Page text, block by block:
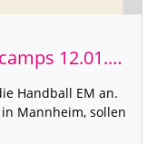
Ausrichtersuche-Handballcamps 12.01.-14.01.2024
Handball EM an.
Mannheim, sollen